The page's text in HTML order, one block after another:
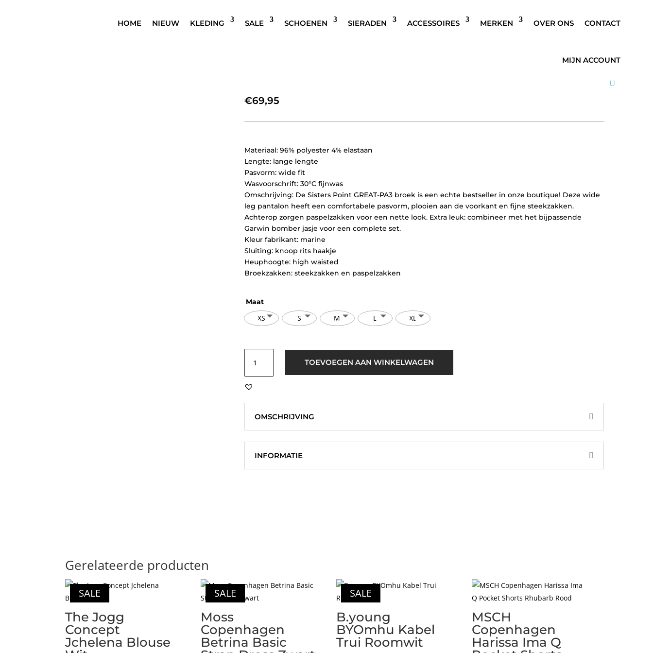
HOME NIEUW KLEDING SALE SCHOENEN SIERADEN ACCESSOIRES MERKEN OVER ONS CONTACT
MIJN ACCOUNT
SISTERS POINT GREAT-PA3 PANTALON DONKER
€69,95
Materiaal: 96% polyester 4% elastaan
Lengte: lange lengte
Pasvorm: wide fit
Wasvoorschrift: 30°C fijnwas
Omschrijving: De Sisters Point GREAT-PA3 broek is een echte bestseller in onze boutique! Deze wide
leg pantalon heeft een comfortabele pasvorm, plooien aan de voorkant en fijne steekzakken.
Achterop zorgen paspelzakken voor een nette look. Extra leuk: combineer met het bijpassende
Garwin bomber jasje voor een complete set.
Kleur fabrikant: marine
Sluiting: knoop rits haakje
Heuphoogte: high waisted
Broekzakken: steekzakken en paspelzakken
Maat
XS S M L XL
Point
Great-
Pa3
Blauw
aantal
TOEVOEGEN AAN WINKELWAGEN
OMSCHRIJVING
INFORMATIE
Gerelateerde producten
SALE
The Jogg
Concept
Jchelena Blouse
SALE
Moss
Copenhagen
Betrina Basic
SALE
B.young
BYOmhu Kabel
Trui Roomwit
MSCH
Copenhagen
Harissa Ima Q